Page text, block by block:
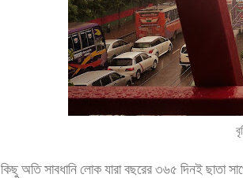
কিছু অতি সাবধানি লোক যারা বছরের ৩৬৫ দিনই ছাতা